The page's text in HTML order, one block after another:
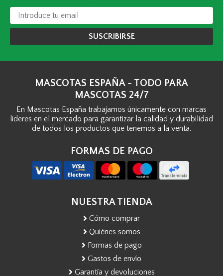
SUSCRIBIRSE
MASCOTAS ESPAÑA - TODO PARA
MASCOTAS 24/7
En Mascotas España trabajamos únicamente con marcas
líderes en el mercado para garantizar la calidad y durabilidad
de todos los productos que tenemos a la venta.
FORMAS DE PAGO
NUESTRA TIENDA
Cómo comprar
Quiénes somos
Formas de pago
Gastos de envío
Garantía y devoluciones